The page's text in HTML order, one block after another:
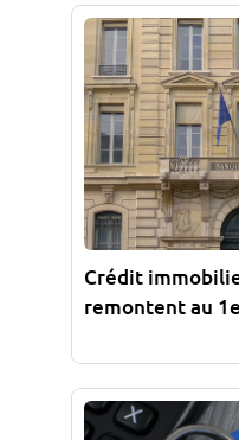
Crédit
remontent au